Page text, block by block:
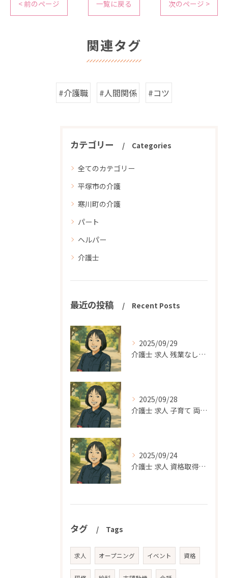
< 前のページ 一覧に戻る 次のページ >
関連タグ
#介護職 #人間関係 #コツ
カテゴリー Categories
全てのカテゴリー
平塚市の介護
寒川町の介護
パート
ヘルパー
介護士
最近の投稿 Recent Posts
2025/09/29
介護士 求人 残業なし｜平塚市、寒川町で無理なく働きたいあなたへ
2025/09/28
介護士 求人 子育て 両立｜平塚市で家庭と仕事を両立できる働き方を探す
2025/09/24
介護士 求人 資格取得支援｜平塚市でスキルアップできる職場の選び方
タグ Tags
求人 オープニング イベント 資格